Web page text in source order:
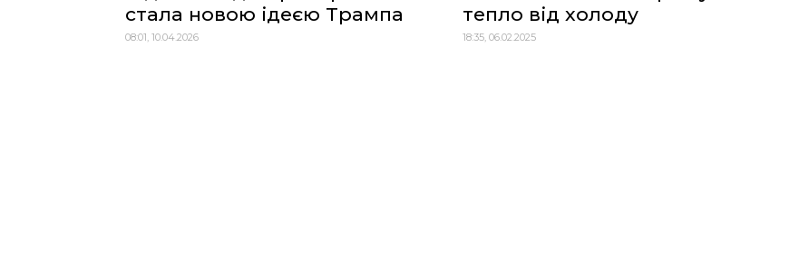
стала новою ідеєю Трампа
08:01, 10.04.2026
тепло від холоду
18:35, 06.02.2025